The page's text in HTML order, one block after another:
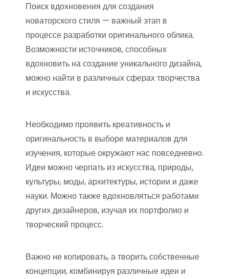
Поиск вдохновения для создания
новаторского стиля — важный этап в
процессе разработки оригинального облика.
Возможности источников, способных
вдохновить на создание уникального дизайна,
можно найти в различных сферах творчества
и искусства.
Необходимо проявить креативность и
оригинальность в выборе материалов для
изучения, которые окружают нас повседневно.
Идеи можно черпать из искусства, природы,
культуры, моды, архитектуры, истории и даже
науки. Можно также вдохновляться работами
других дизайнеров, изучая их портфолио и
творческий процесс.
Важно не копировать, а творить собственные
концепции, комбинируя различные идеи и